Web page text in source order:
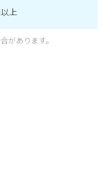
上
があります。